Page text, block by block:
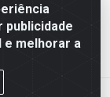
publicidade
e melhorar a
Do Sul, 161 -
700- CNPJ